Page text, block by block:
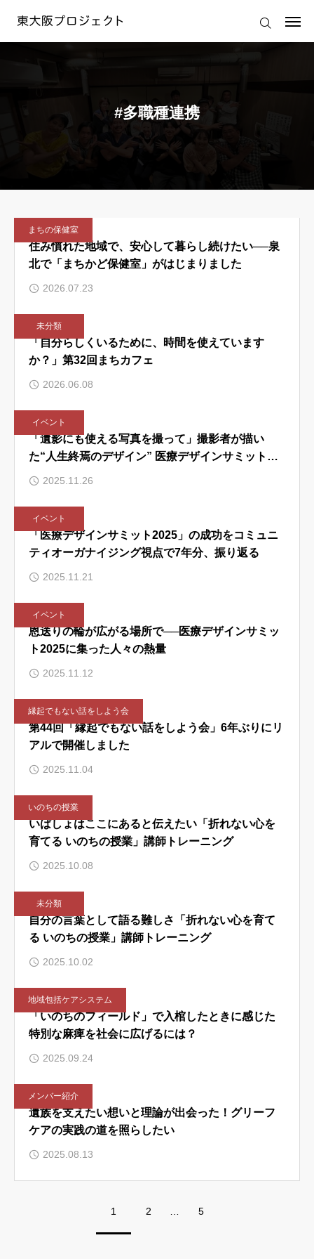
2026.07.23
住み慣れた地域で、安心して暮らし続けたい──泉北で「まちかど保健室」がはじまりました
#多職種連携
まちの保健室
住み慣れた地域で、安心して暮らし続けたい──泉
北で「まちかど保健室」がはじまりました
2026.07.23
未分類
「自分らしくいるために、時間を使えています
か？」第32回まちカフェ
2026.06.08
イベント
「遺影にも使える写真を撮って」撮影者が描い
た“人生終焉のデザイン” 医療デザインサミット
2025 in 東大阪
2025.11.26
イベント
「医療デザインサミット2025」の成功をコミュニ
ティオーガナイジング視点で7年分、振り返る
2025.11.21
イベント
恩送りの輪が広がる場所で──医療デザインサミッ
ト2025に集った人々の熱量
2025.11.12
縁起でもない話をしよう会
第44回「縁起でもない話をしよう会」6年ぶりにリ
アルで開催しました
2025.11.04
いのちの授業
いばしょはここにあると伝えたい「折れない心を
育てる いのちの授業」講師トレーニング
2025.10.08
未分類
自分の言葉として語る難しさ「折れない心を育て
る いのちの授業」講師トレーニング
2025.10.02
地域包括ケアシステム
「いのちのフィールド」で入棺したときに感じた
特別な麻痺を社会に広げるには？
2025.09.24
メンバー紹介
遺族を支えたい想いと理論が出会った！グリーフ
ケアの実践の道を照らしたい
2025.08.13
1 2 5